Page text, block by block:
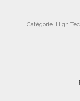
Catégorie High